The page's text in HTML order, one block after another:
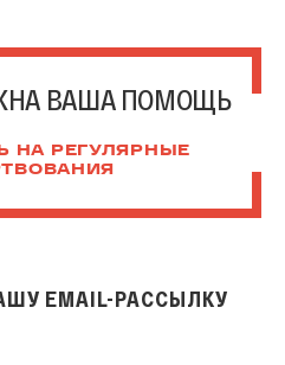
ВАША ПОМОЩЬ
НА РЕГУЛЯРНЫЕ
EMAIL-РАССЫЛКУ